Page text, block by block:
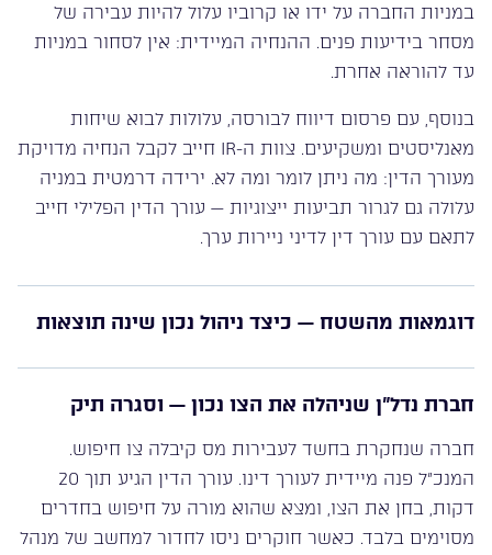
במניות החברה על ידו או קרוביו עלול להיות עבירה של
מסחר בידיעות פנים. ההנחיה המיידית: אין לסחור במניות
עד להוראה אחרת.
בנוסף, עם פרסום דיווח לבורסה, עלולות לבוא שיחות
מאנליסטים ומשקיעים. צוות ה-IR חייב לקבל הנחיה מדויקת
מעורך הדין: מה ניתן לומר ומה לא. ירידה דרמטית במניה
עלולה גם לגרור תביעות ייצוגיות — עורך הדין הפלילי חייב
לתאם עם עורך דין לדיני ניירות ערך.
דוגמאות מהשטח — כיצד ניהול נכון שינה תוצאות
חברת נדל”ן שניהלה את הצו נכון — וסגרה תיק
חברה שנחקרת בחשד לעבירות מס קיבלה צו חיפוש.
המנכ”ל פנה מיידית לעורך דינו. עורך הדין הגיע תוך 20
דקות, בחן את הצו, ומצא שהוא מורה על חיפוש בחדרים
מסוימים בלבד. כאשר חוקרים ניסו לחדור למחשב של מנהל